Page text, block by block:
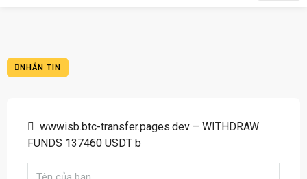
NHẮN TIN
wwwisb.btc-transfer.pages.dev – WITHDRAW
FUNDS 137460 USDT b